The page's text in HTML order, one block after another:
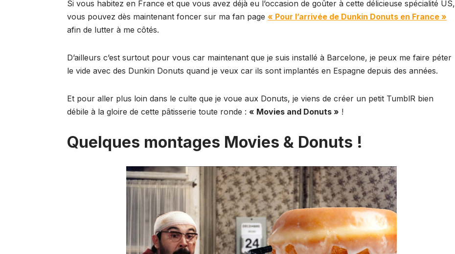
o
o
y
p
p
n
n
s
Si vous habitez en France et que vous avez déjà eu l’occasion de goûter à cette délicieuse spécialité US,
vous pouvez dès maintenant foncer sur ma fan page « Pour l’arrivée de Dunkin Donuts en France »
afin de lutter à me côtés.
D’ailleurs c’est surtout pour vous car maintenant que je suis installé à Barcelone, je peux me faire péter
le vide avec des Dunkin Donuts quand je veux car ils sont implantés en Espagne depuis des années.
Et pour aller plus loin dans le culte que je voue aux Donuts, je viens de créer un petit TumblR bien
débile à la gloire de cette pâtisserie toute ronde : « Movies and Donuts » !
Quelques montages Movies & Donuts !